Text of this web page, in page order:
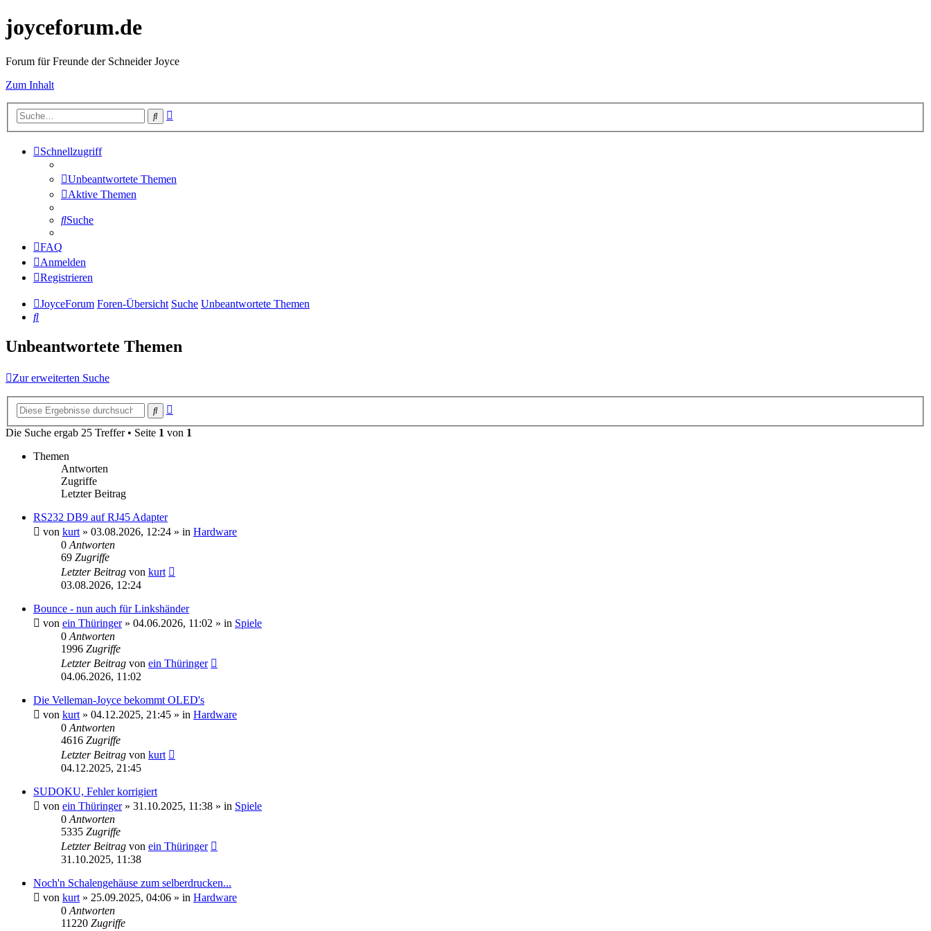
joyceforum.de
Forum für Freunde der Schneider Joyce
Zum Inhalt
Suche
Schnellzugriff
Unbeantwortete Themen
Aktive Themen
Suche
FAQ
Anmelden
Registrieren
JoyceForum Foren-Übersicht Suche Unbeantwortete Themen
Suche
Unbeantwortete Themen
Zur erweiterten Suche
Suche
Die Suche ergab 25 Treffer • Seite 1 von 1
Themen
Antworten
Zugriffe
Letzter Beitrag
RS232 DB9 auf RJ45 Adapter
von kurt » 03.08.2026, 12:24 » in Hardware
0 Antworten
69 Zugriffe
Letzter Beitrag von kurt
03.08.2026, 12:24
Bounce - nun auch für Linkshänder
von ein Thüringer» 04.06.2026, 11:02 » in Spiele
0 Antworten
1996 Zugriffe
Letzter Beitrag von ein Thüringer
04.06.2026, 11:02
Die Velleman-Joyce bekommt OLED's
von kurt » 04.12.2025, 21:45 » in Hardware
0 Antworten
4616 Zugriffe
Letzter Beitrag von kurt
04.12.2025, 21:45
SUDOKU, Fehler korrigiert
von ein Thüringer» 31.10.2025, 11:38 » in Spiele
0 Antworten
5335 Zugriffe
Letzter Beitrag von ein Thüringer
31.10.2025, 11:38
Noch'n Schalengehäuse zum selberdrucken...
von kurt » 25.09.2025, 04:06 » in Hardware
0 Antworten
11220 Zugriffe